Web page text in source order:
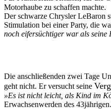
Motorhaube zu schaffen machte.
Der schwarze Chrysler LeBaron
Stimulation bei einer Party, die
noch eifersüchtiger war als seine
Die anschließenden zwei Tage
geht nicht. Er versucht seine
»Es ist nicht leicht, als Kind im
Erwachsenwerden des 43jährigen.